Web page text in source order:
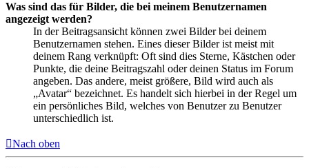
Was sind das für Bilder, die bei meinem Benutzernamen
angezeigt werden?
In der Beitragsansicht können zwei Bilder bei deinem
Benutzernamen stehen. Eines dieser Bilder ist meist mit
deinem Rang verknüpft: Oft sind dies Sterne, Kästchen oder
Punkte, die deine Beitragszahl oder deinen Status im Forum
angeben. Das andere, meist größere, Bild wird auch als
„Avatar“ bezeichnet. Es handelt sich hierbei in der Regel um
ein persönliches Bild, welches von Benutzer zu Benutzer
unterschiedlich ist.
Nach oben